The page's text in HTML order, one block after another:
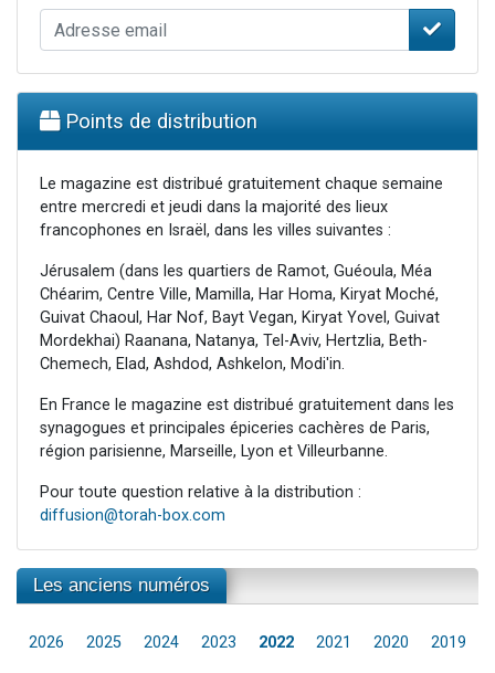
Points de distribution
Le magazine est distribué gratuitement chaque semaine
entre mercredi et jeudi dans la majorité des lieux
francophones en Israël, dans les villes suivantes :
Jérusalem (dans les quartiers de Ramot, Guéoula, Méa
Chéarim, Centre Ville, Mamilla, Har Homa, Kiryat Moché,
Guivat Chaoul, Har Nof, Bayt Vegan, Kiryat Yovel, Guivat
Mordekhai) Raanana, Natanya, Tel-Aviv, Hertzlia, Beth-
Chemech, Elad, Ashdod, Ashkelon, Modi'in.
En France le magazine est distribué gratuitement dans les
synagogues et principales épiceries cachères de Paris,
région parisienne, Marseille, Lyon et Villeurbanne.
Pour toute question relative à la distribution :
diffusion@torah-box.com
Les anciens numéros
2026 2025 2024 2023 2022 2021 2020 2019